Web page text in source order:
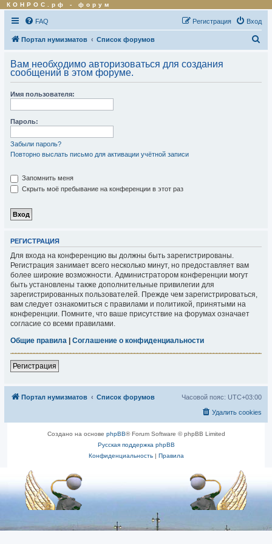
КОНРОС.рф - форум
FAQ Вход
Регистрация
Портал нумизматов Список форумов
с
Вам необходимо авторизоваться для создания
сообщений в этом форуме.
Имя пользователя:
Пароль:
Забыли пароль?
Повторно выслать письмо для активации учётной записи
Запомнить меня
Скрыть моё пребывание на конференции в этот раз
РЕГИСТРАЦИЯ
Для входа на конференцию вы должны быть зарегистрированы.
Регистрация занимает всего несколько минут, но предоставляет вам
более широкие возможности. Администратором конференции могут
быть установлены также дополнительные привилегии для
зарегистрированных пользователей. Прежде чем зарегистрироваться,
вам следует ознакомиться с правилами и политикой, принятыми на
конференции. Помните, что ваше присутствие на форумах означает
согласие со всеми правилами.
Общие правила | Соглашение о конфиденциальности
Регистрация
Портал нумизматов Список форумов Часовой пояс: UTC+03:00
Удалить cookies
Создано на основе phpBB® Forum Software © phpBB Limited
Русская поддержка phpBB
Конфиденциальность| Правила